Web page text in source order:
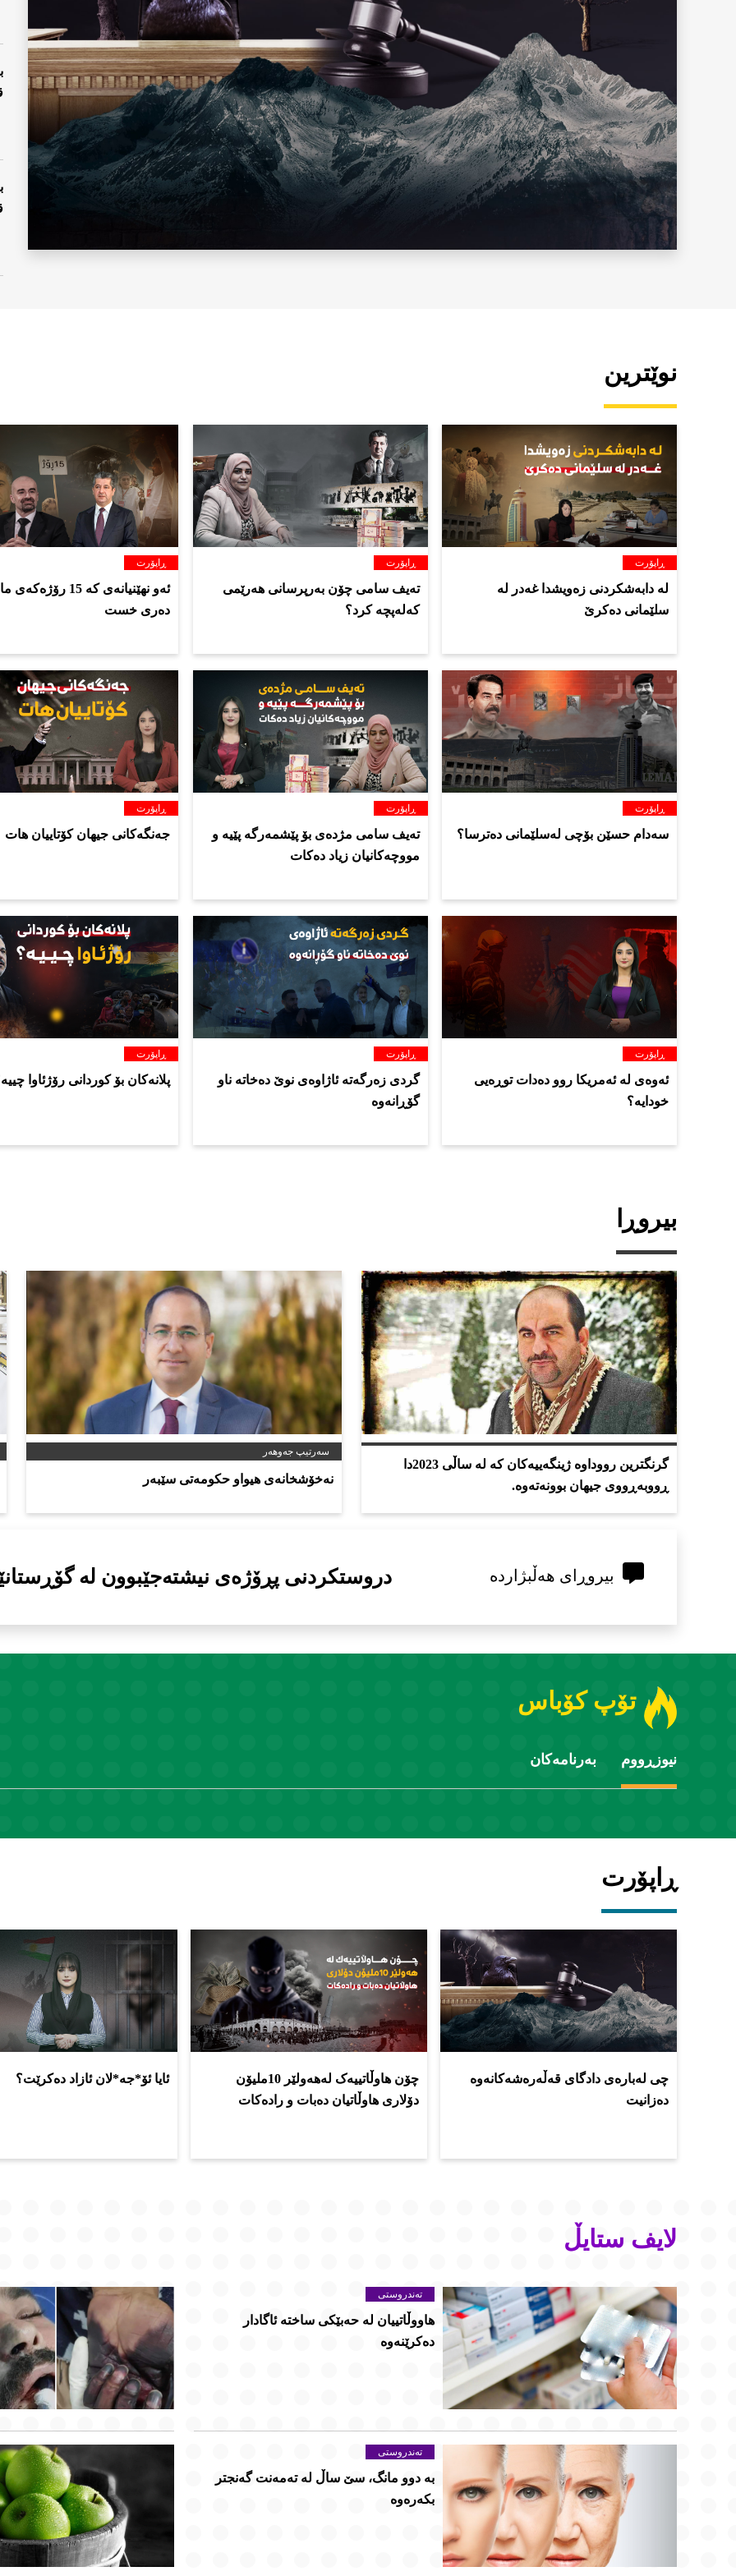
نوێترین
ڕاپۆرت
لە دابەشکردنی زەویشدا غەدر لە
سلێمانی دەکرێ
ڕاپۆرت
تەیف سامی چۆن بەرپرسانی هەرێمی
کەلەپچە کرد؟
ڕاپۆرت
ئەو نهێنیانەی کە 15
دەری خست
ڕاپۆرت
سەدام حسێن بۆچی لەسلێمانی دەترسا؟
ڕاپۆرت
تەیف سامی مژدەی بۆ پێشمەرگە پێیە و
مووچەکانیان زیاد دەکات
ڕاپۆرت
جەنگەکانی جیهان کۆتاییان هات
ڕاپۆرت
ئەوەی لە ئەمریکا روو دەدات توڕەیی
خودایە؟
ڕاپۆرت
گردی زەرگەتە ئاژاوەی نوێ دەخاتە ناو
گۆڕانەوە
ڕاپۆرت
پلانەکان بۆ کوردانی رۆژئاوا
بیروڕا
گرنگترین رووداوه‌ ژینگەییه‌كان کە لە ساڵی 2023دا
ڕووبەڕووی جیهان بوونەتەوە.
سەرتیپ جەوهەر
نەخۆشخانەی هیواو حكومەتی سێبەر
بیروڕای هەڵبژاردە دروستکردنى پڕۆژەى نیشتەجێبوون لە
تۆپ کۆباس
نیوزڕووم بەرنامەکان
ڕاپۆرت
چی لەبارەی دادگای قەڵەرەشەکانەوە
دەزانیت
چۆن هاوڵاتییەک لەهەولێر 10ملیۆن
دۆلاری هاوڵاتیان دەبات و رادەکات
ئایا ئۆ*جە*لان ئازاد دەکرێت؟
لایف ستایڵ
تەندروستی
هاووڵاتییان لە حەبێکی ساختە ئاگادار
دەکرێنەوە
تەندروستی
بە دوو مانگ، سێ ساڵ لە تەمەنت گەنجتر
بکەرەوە